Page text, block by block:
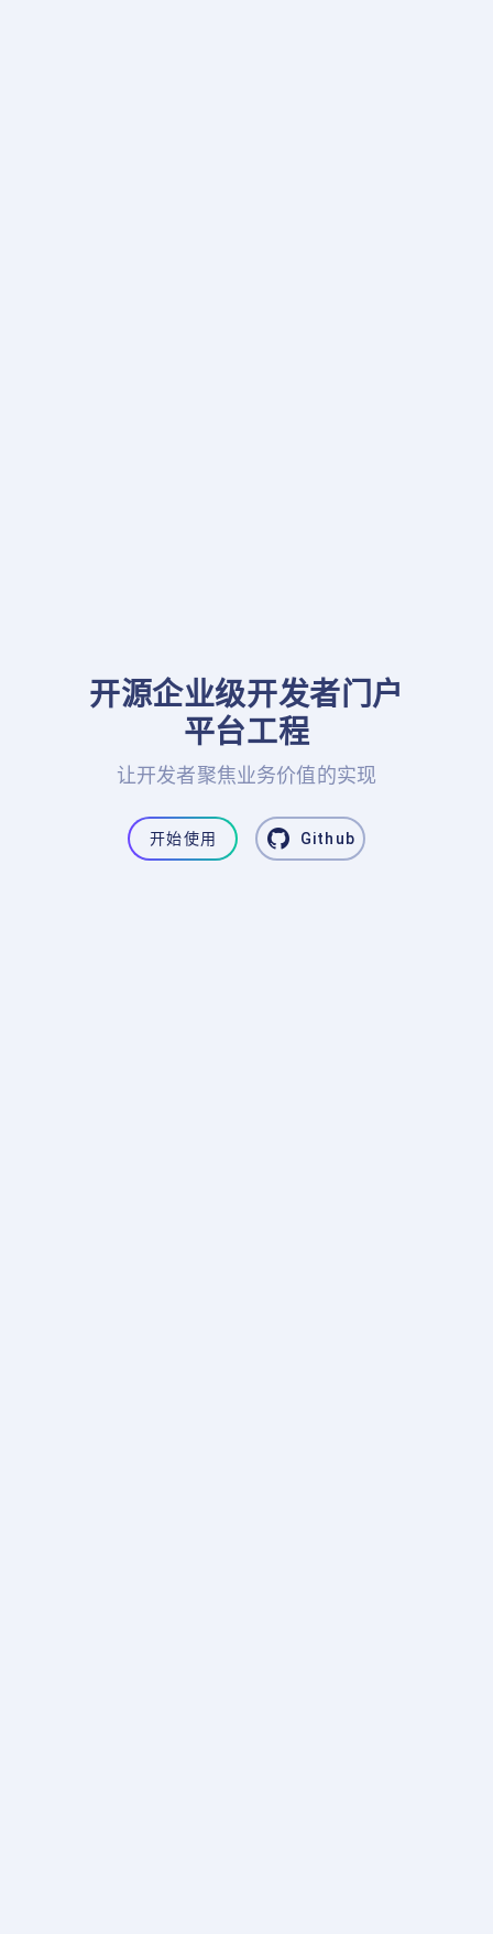
开源企业级开发者门户
平台工程
让开发者聚焦业务价值的实现
开始使用 Github